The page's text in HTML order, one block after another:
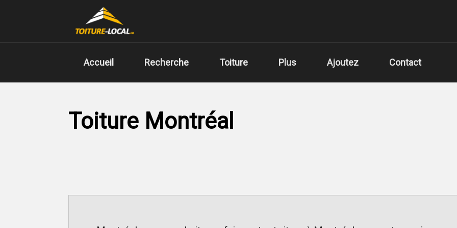
Accueil Recherche Toiture Plus Ajoutez Contact
Toiture Montréal